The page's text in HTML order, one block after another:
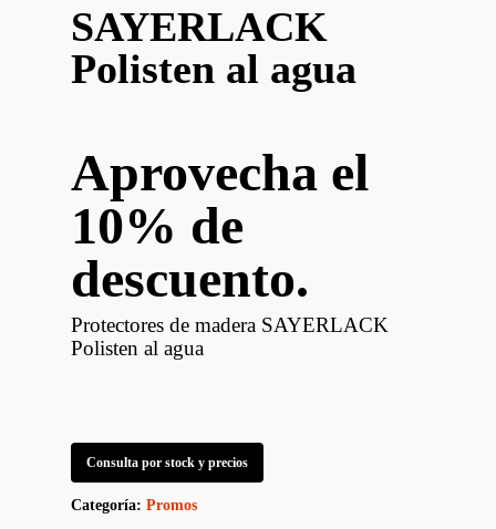
SAYERLACK
Polisten al agua
Aprovecha el
10% de
descuento.
Protectores de madera SAYERLACK
Polisten al agua
Consulta por stock y precios
Categoría: Promos